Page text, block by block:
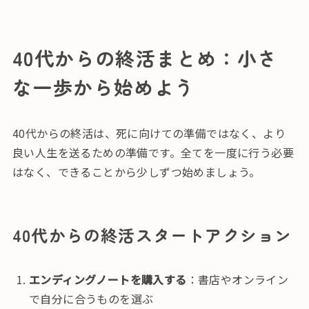
40代からの終活まとめ：小さ
な一歩から始めよう
40代からの終活は、死に向けての準備ではなく、より
良い人生を送るための準備です。全てを一度に行う必要
はなく、できることから少しずつ始めましょう。
40代からの終活スタートアクション
エンディングノートを購入する ：書店やオンライン
で自分に合うものを選ぶ